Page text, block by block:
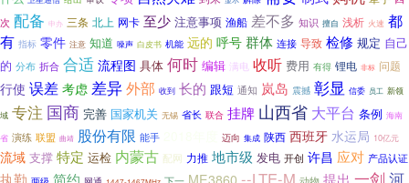
次 配备 申办 三条 北上 网卡 至少 注意事项 渔船 差不多 知识 擅自 浅析 火速 都
有 指标 零件 注意 知道 噪声 白皮书 机能 远的 呼号群体 连接 导致 检修 规定 自己
的 分布 折合 合适 流程图 具体 何时 编辑 满电 收听 费用 有得 锂电 非标 问题
行使 误差 考虑 差异外部 收到 长的 跟短 通知 岚岛 震撼 彰显 信委 员工 新领
域 专注 国商 完善 国家机关 无锡 省长 联合 挂牌 山西省 大平台 条例 海南
省 演练 联盟 曲靖 股份有限 能手 迈向 集成 陕西 西班牙 水运局 10亿元
流域 支撑 特定 运检 内蒙古 配网 力推 地市级 发电 开创 许昌 应对 产品认证
执勤 简约 ME3860 --LTE-M 提出 一剑 河